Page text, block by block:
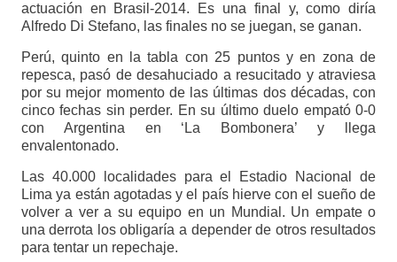
actuación en Brasil-2014. Es una final y, como diría
Alfredo Di Stefano, las finales no se juegan, se ganan.
Perú, quinto en la tabla con 25 puntos y en zona de
repesca, pasó de desahuciado a resucitado y atraviesa
por su mejor momento de las últimas dos décadas, con
cinco fechas sin perder. En su último duelo empató 0-0
con Argentina en ‘La Bombonera’ y llega
envalentonado.
Las 40.000 localidades para el Estadio Nacional de
Lima ya están agotadas y el país hierve con el sueño de
volver a ver a su equipo en un Mundial. Un empate o
una derrota los obligaría a depender de otros resultados
para tentar un repechaje.